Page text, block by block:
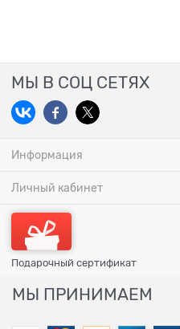
МЫ В СОЦ СЕТЯХ
Информация
Личный кабинет
Подарочный сертификат
МЫ ПРИНИМАЕМ